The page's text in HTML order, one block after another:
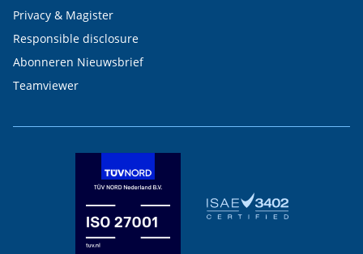
Privacy & Magister
Responsible disclosure
Abonneren Nieuwsbrief
Teamviewer